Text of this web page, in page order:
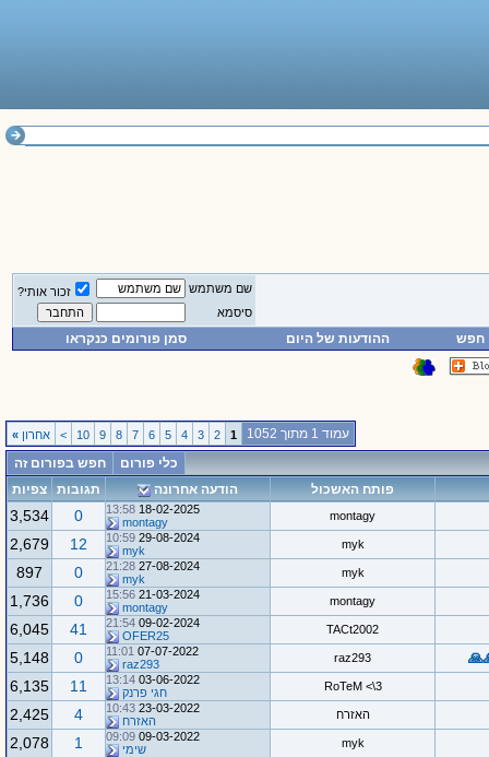
שם משתמש
זכור אותי?
סיסמא
חפש ההודעות של היום סמן פורומים כנקראו
עמוד 1 מתוך 1052 1
2
3
4
5
6
7
8
9
10
> אחרון »
כלי פורום
חפש בפורום זה
פותח האשכול
הודעה אחרונה תגובות צפיות
montagy
18-02-2025
13:58
montagy
0
3,534
myk
29-08-2024
10:59
myk
12
2,679
myk
27-08-2024
21:28
myk
0
897
montagy
21-03-2024
15:56
montagy
0
1,736
TACt2002
09-02-2024
21:54
OFER25
41
6,045
raz293
07-07-2022
11:01
raz293
0
5,148
RoTeM <\3
03-06-2022
13:14
חגי פרנק
11
6,135
האזרח 23-03-2022
10:43
האזרח
4
2,425
myk
09-03-2022
09:09
שימי
1
2,078